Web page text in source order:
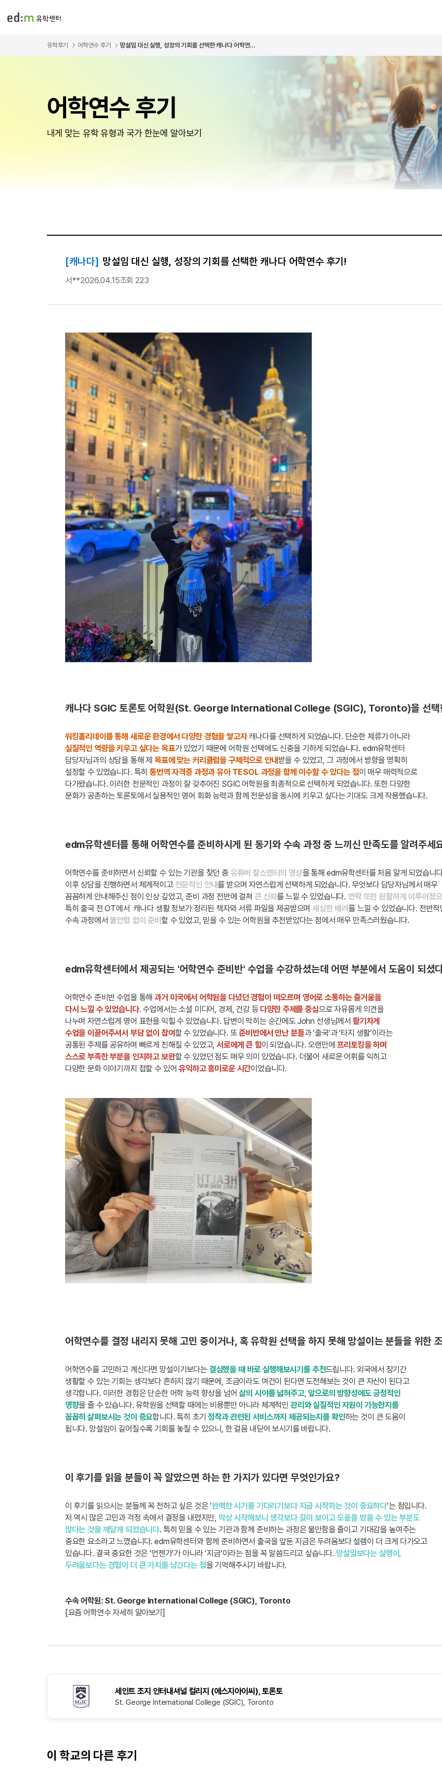
유학후기 어학연수 후기 망설임 대신 실행, 성장의 기회를 선택한 캐나다 어학연...
어학연수 후기
내게 맞는 유학 유형과 국가 한눈에 알아보기
[캐나다] 망설임 대신 실행, 성장의 기회를 선택한 캐나다 어학연수 후기!
서**2026.04.15조회 223
캐나다 SGIC 토론토 어학원(St. George International College (SGIC), Toronto)을 선택
워킹홀리데이를 통해 새로운 환경에서 다양한 경험을 쌓고자캐나다를 선택하게 되었습니다. 단순한 체류가 아니라
실질적인 역량을 키우고 싶다는 목표가 있었기 때문에 어학원 선택에도 신중을 기하게 되었습니다. edm유학센터
담당자님과의 상담을 통해 제목표에 맞는 커리큘럼을 구체적으로 안내받을 수 있었고, 그 과정에서 방향을 명확히
설정할 수 있었습니다. 특히통번역 자격증 과정과 유아 TESOL 과정을 함께 이수할 수 있다는 점이 매우 매력적으로
다가왔습니다. 이러한 전문적인 과정이 잘 갖추어진 SGIC 어학원을 최종적으로 선택하게 되었습니다. 또한 다양한
문화가 공존하는 토론토에서 실용적인 영어 회화 능력과 함께 전문성을 동시에 키우고 싶다는 기대도 크게 작용했습니다.
edm유학센터를 통해 어학연수를 준비하시게 된 동기와 수속 과정 중 느끼신 만족도를 알려주세
어학연수를 준비하면서 신뢰할 수 있는 기관을 찾던 중 유튜버 찰스엔터의 영상을 통해 edm유학센터를 처음 알게 되었습니
이후 상담을 진행하면서 체계적이고전문적인 안내를 받으며 자연스럽게 선택하게 되었습니다. 무엇보다 담당자님께서 매우
꼼꼼하게 안내해주신 점이 인상 깊었고, 준비 과정 전반에 걸쳐 큰 신뢰를 느낄 수 있었습니다. 연락 또한 원활하게 이루어졌
특히 출국 전 OT에서 캐나다 생활 정보가 정리된 책자와 서류 파일을 제공받으며 세심한 배려를 느낄 수 있었습니다. 전반적
수속 과정에서불안함 없이 준비할 수 있었고, 믿을 수 있는 어학원을 추천받았다는 점에서 매우 만족스러웠습니다.
edm유학센터에서 제공되는 '어학연수 준비반' 수업을 수강하셨는데 어떤 부분에서 도움이 되셨
어학연수 준비반 수업을 통해 과거 미국에서 어학원을 다녔던 경험이 떠오르며 영어로 소통하는 즐거움을
다시 느낄 수 있었습니다. 수업에서는 소셜 미디어, 경제, 건강 등 다양한 주제를 중심으로 자유롭게 의견을
나누며 자연스럽게 영어 표현을 익힐 수 있었습니다. 답변이 막히는 순간에도 John 선생님께서 활기차게
수업을 이끌어주셔서 부담 없이 참여할 수 있었습니다. 또준비반에서 만난 분들과 ‘출국’과 ‘타지 생활’이라는
공통된 주제를 공유하며 빠르게 친해질 수 있었고,서로에게 큰 힘이 되었습니다. 오랜만에프리토킹을 하며
스스로 부족한 부분을 인지하고 보완할 수 있었던 점도 매우 의미 있었습니다. 더불어 새로운 어휘를 익히고
다양한 문화 이야기까지 접할 수 있어유익하고 흥미로운 시간이었습니다.
어학연수를 결정 내리지 못해 고민 중이거나, 혹 유학원 선택을 하지 못해 망설이는 분들을 위한
어학연수를 고민하고 계신다면 망설이기보다는 결심했을 때 바로 실행해보시기를 추천드립니다. 외국에서 장기간
생활할 수 있는 기회는 생각보다 흔하지 않기 때문에, 조금이라도 여건이 된다면 도전해보는 것이 큰 자산이 된다고
생각합니다. 이러한 경험은 단순한 어학 능력 향상을 넘어삶의 시야를 넓혀주고, 앞으로의 방향성에도 긍정적인
영향을 줄 수 있습니다. 유학원을 선택할 때에는 비용뿐만 아니라 체계적인 관리와 실질적인 지원이 가능한지를
꼼꼼히 살펴보시는 것이 중요합니다. 특히 초기정착과 관련된 서비스까지 제공되는지를 확인하는 것이 큰 도움이
됩니다. 망설임이 길어질수록 기회를 놓칠 수 있으니, 한 걸음 내딛어 보시기를 바랍니다.
이 후기를 읽을 분들이 꼭 알았으면 하는 한 가지가 있다면 무엇인가요?
이 후기를 읽으시는 분들께 꼭 전하고 싶은 것은 ‘완벽한 시기를 기다리기보다 지금 시작하는 것이 중요하다’는 점입니다.
저 역시 많은 고민과 걱정 속에서 결정을 내렸지만, 막상 시작해보니 생각보다 길이 보이고 도움을 받을 수 있는 부분도
많다는 것을 깨닫게 되었습니다. 특히 믿을 수 있는 기관과 함께 준비하는 과정은 불안함을 줄이고 기대감을 높여주는
중요한 요소라고 느꼈습니다. edm유학센터와 함께 준비하면서 출국을 앞둔 지금은 두려움보다 설렘이 더 크게 다가오고
있습니다. 결국 중요한 것은 ‘언젠가’가 아니라 ‘지금’이라는 점을 꼭 말씀드리고 싶습니다. 망설임보다는 실행이,
두려움보다는 경험이 더 큰 가치를 남긴다는 점을 기억해주시기 바랍니다.
수속 어학원: St. George International College (SGIC), Toronto
[요즘 어학연수 자세히 알아보기]
세인트 조지 인터내셔널 컬리지 (에스지아이씨), 토론토
St. George International College (SGIC), Toronto
이 학교의 다른 후기